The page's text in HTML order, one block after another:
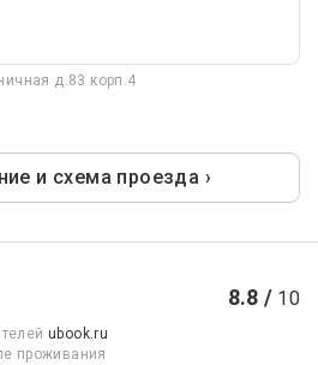
д.83 корп.4
и схема проезда ›
8.8 / 10
ubook.ru
проживания